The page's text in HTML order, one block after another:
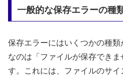
一般的な保存エラーの種
保存エラーにはいくつかの種
なのは「ファイルが保存でき
す。これには、ファイルのサ